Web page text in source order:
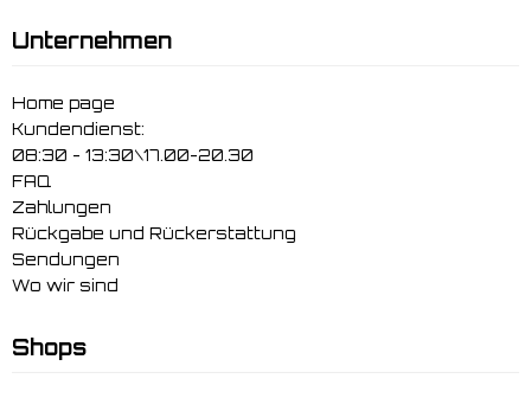
Unternehmen
Home page
Kundendienst:
08:30 - 13:30\17.00-20.30
FAQ
Zahlungen
Rückgabe und Rückerstattung
Sendungen
Wo wir sind
Shops